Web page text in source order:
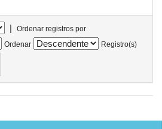
|
Ordenar registros por
Ordenar
Registro(s)